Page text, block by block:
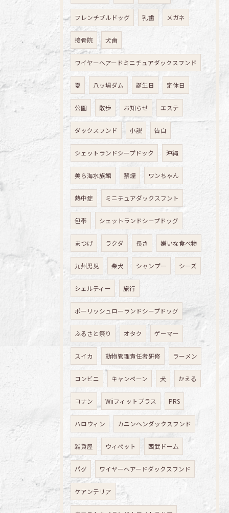
フレンチブルドッグ 乳歯 メガネ
接骨院 犬歯
ワイヤーヘアードミニチュアダックスフンド
夏 八ッ場ダム 誕生日 定休日
公園 散歩 お知らせ エステ
ダックスフンド 小説 告白
シェットランドシープドック 沖縄
美ら海水族館 禁煙 ワンちゃん
熱中症 ミニチュアダックスフント
包帯 シェットランドシープドッグ
まつげ ラクダ 長さ 嫌いな食べ物
九州男児 柴犬 シャンプー シーズ
シェルティー 旅行
ポーリッシュローランドシープドッグ
ふるさと祭り オタク ゲーマー
スイカ 動物管理責任者研修 ラーメン
コンビニ キャンペーン 犬 かえる
コナン Wiiフィットプラス PRS
ハロウィン カニンヘンダックスフンド
雑貨屋 ウィペット 西武ドーム
パグ ワイヤーヘアードダックスフンド
ケアンテリア